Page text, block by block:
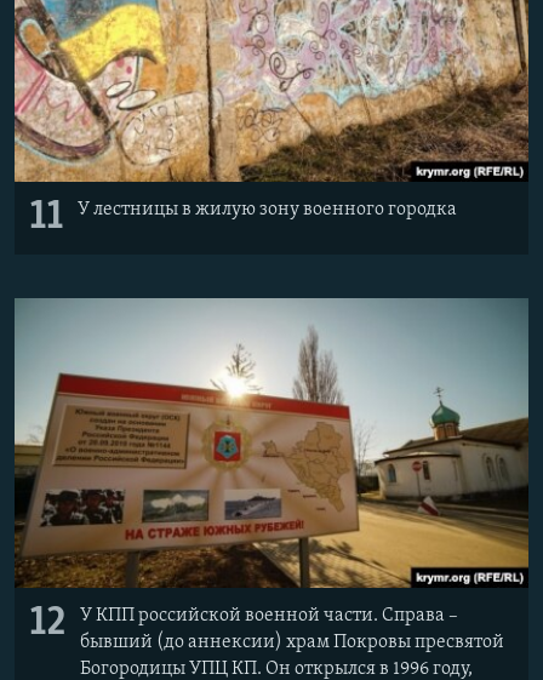
11 У лестницы в жилую зону военного городка
12
У КПП российской военной части. Справа –
бывший (до аннексии) храм Покровы пресвятой
Богородицы УПЦ КП. Он открылся в 1996 году,